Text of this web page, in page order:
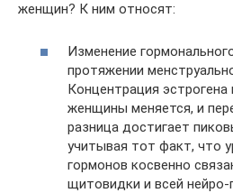
женщин? К ним относят:
Изменение
протяжении
Концентрация эстрогена
женщины меняется, и
разница достигает
учитывая тот факт, что
гормонов косвенно
щитовидки и всей нейро-